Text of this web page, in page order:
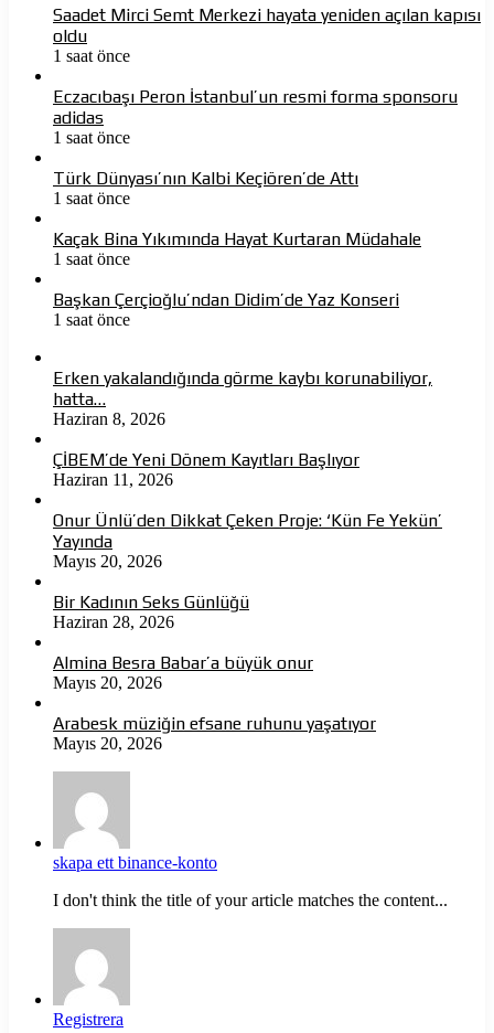
Saadet Mirci Semt Merkezi hayata yeniden açılan kapısı
oldu
1 saat önce
Eczacıbaşı Peron İstanbul’un resmi forma sponsoru
adidas
1 saat önce
Türk Dünyası’nın Kalbi Keçiören’de Attı
1 saat önce
Kaçak Bina Yıkımında Hayat Kurtaran Müdahale
1 saat önce
Başkan Çerçioğlu’ndan Didim’de Yaz Konseri
1 saat önce
Erken yakalandığında görme kaybı korunabiliyor,
hatta…
Haziran 8, 2026
ÇİBEM’de Yeni Dönem Kayıtları Başlıyor
Haziran 11, 2026
Onur Ünlü’den Dikkat Çeken Proje: ‘Kün Fe Yekün’
Yayında
Mayıs 20, 2026
Bir Kadının Seks Günlüğü
Haziran 28, 2026
Almina Besra Babar’a büyük onur
Mayıs 20, 2026
Arabesk müziğin efsane ruhunu yaşatıyor
Mayıs 20, 2026
skapa ett binance-konto
I don't think the title of your article matches the content...
Registrera